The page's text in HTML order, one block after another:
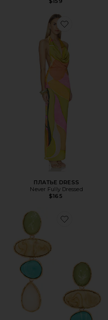
Favorite ПЛАТЬЕ
ПЛАТЬЕ DRESS
Never Fully Dressed
$165
Favorite